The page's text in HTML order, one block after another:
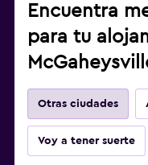
Encuentra
para tu
Otras ciudades
Voy a tener suerte